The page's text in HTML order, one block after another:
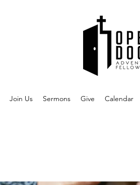
Join Us Sermons Give Calendar